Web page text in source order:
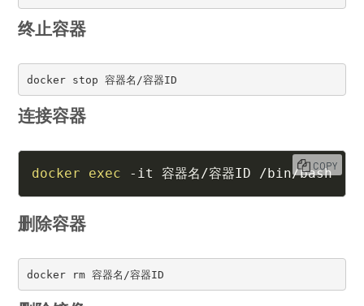
终止容器
docker stop 容器名/容器ID
连接容器
docker exec -it 容器名/容器ID /bin/bash
COPY
删除容器
docker rm 容器名/容器ID